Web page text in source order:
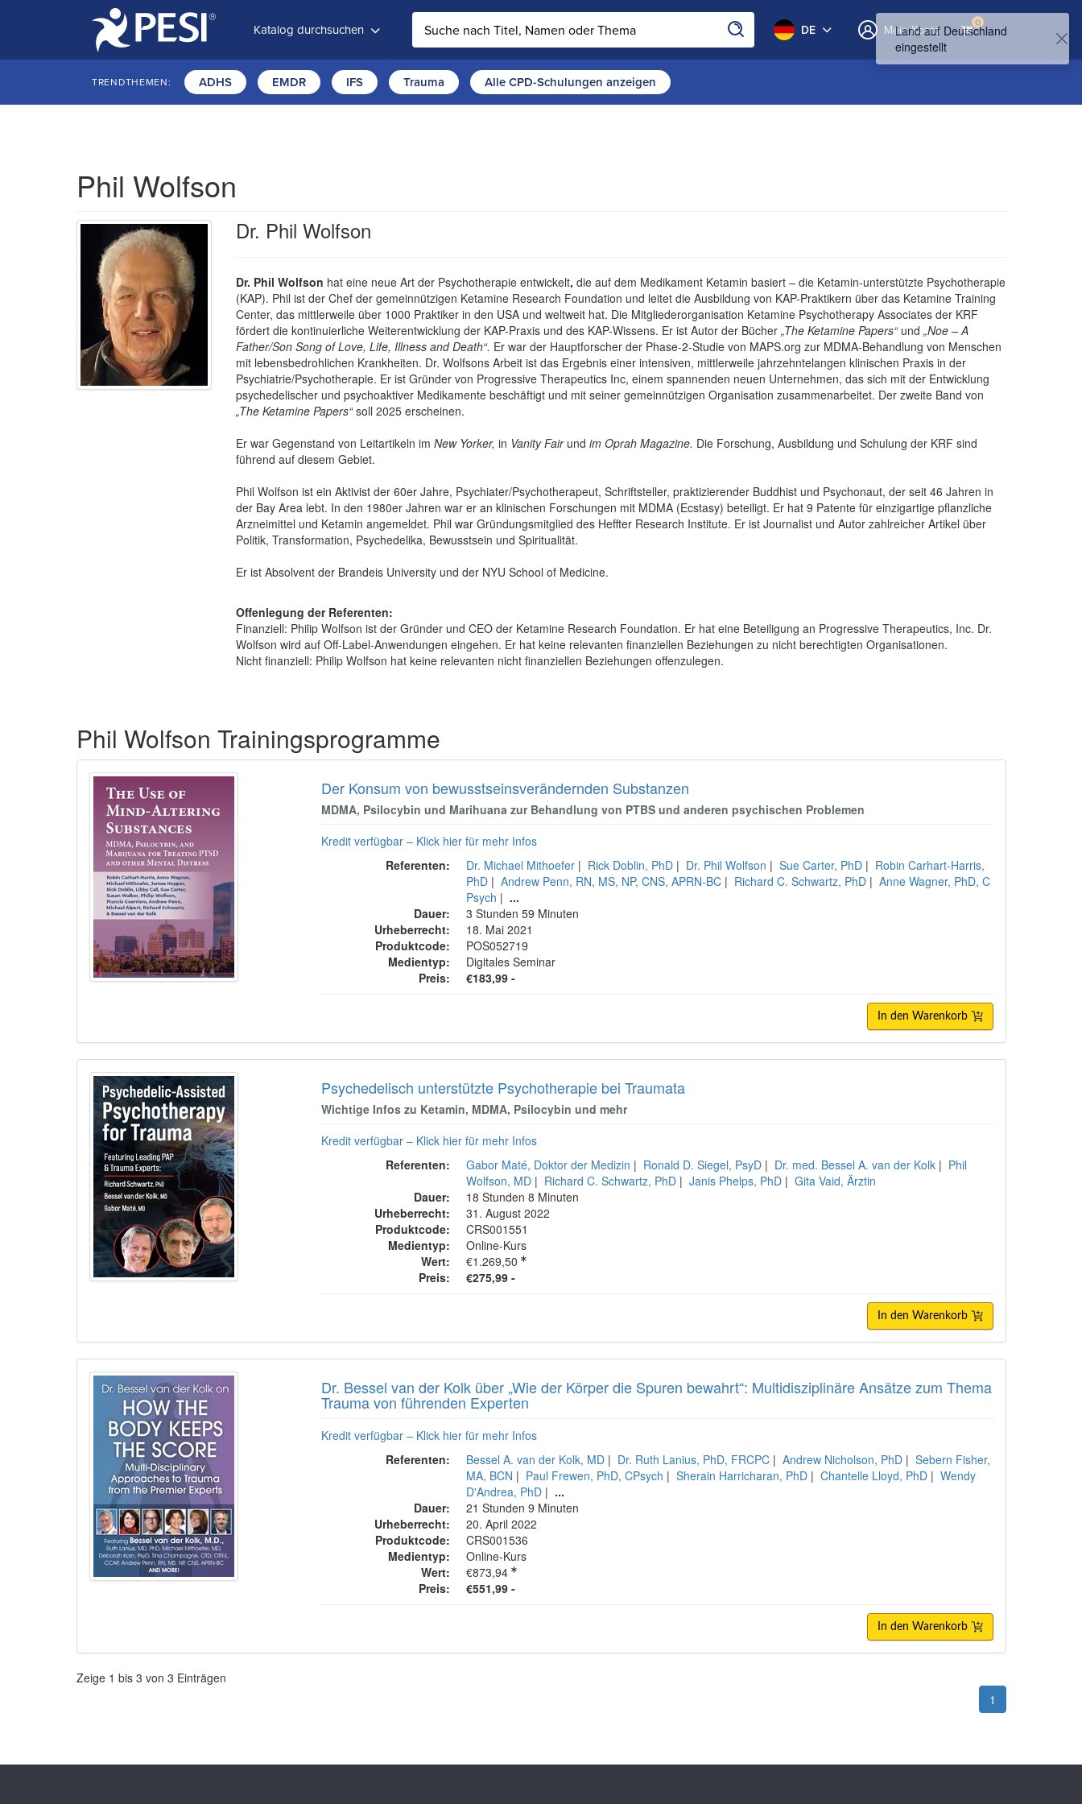
Katalog durchsuchen Auf der Website suchen DE Mein Konto 0
TRENDTHEMEN: ADHS EMDR IFS Trauma Alle CPD-Schulungen anzeigen
Phil Wolfson
Dr. Phil Wolfson
Dr. Phil Wolfson hat eine neue Art der Psychotherapie entwickelt, die auf dem Medikament Ketamin basiert – die Ketamin-unterstützte Psychotherapie
(KAP). Phil ist der Chef der gemeinnützigen Ketamine Research Foundation und leitet die Ausbildung von KAP-Praktikern über das Ketamine Training
Center, das mittlerweile über 1000 Praktiker in den USA und weltweit hat. Die Mitgliederorganisation Ketamine Psychotherapy Associates der KRF
fördert die kontinuierliche Weiterentwicklung der KAP-Praxis und des KAP-Wissens. Er ist Autor der Bücher „The Ketamine Papers“und „Noe – A
Father/Son Song of Love, Life, Illness and Death“. Er war der Hauptforscher der Phase-2-Studie von MAPS.org zur MDMA-Behandlung von Menschen
mit lebensbedrohlichen Krankheiten. Dr. Wolfsons Arbeit ist das Ergebnis einer intensiven, mittlerweile jahrzehntelangen klinischen Praxis in der
Psychiatrie/Psychotherapie. Er ist Gründer von Progressive Therapeutics Inc, einem spannenden neuen Unternehmen, das sich mit der Entwicklung
psychedelischer und psychoaktiver Medikamente beschäftigt und mit seiner gemeinnützigen Organisation zusammenarbeitet. Der zweite Band von
„The Ketamine Papers“soll 2025 erscheinen.
Er war Gegenstand von Leitartikeln im New Yorker, in Vanity Fairund im Oprah Magazine. Die Forschung, Ausbildung und Schulung der KRF sind
führend auf diesem Gebiet.
Phil Wolfson ist ein Aktivist der 60er Jahre, Psychiater/Psychotherapeut, Schriftsteller, praktizierender Buddhist und Psychonaut, der seit 46 Jahren in
der Bay Area lebt. In den 1980er Jahren war er an klinischen Forschungen mit MDMA (Ecstasy) beteiligt. Er hat 9 Patente für einzigartige pflanzliche
Arzneimittel und Ketamin angemeldet. Phil war Gründungsmitglied des Heffter Research Institute. Er ist Journalist und Autor zahlreicher Artikel über
Politik, Transformation, Psychedelika, Bewusstsein und Spiritualität.
Er ist Absolvent der Brandeis University und der NYU School of Medicine.
Offenlegung der Referenten:
Finanziell: Philip Wolfson ist der Gründer und CEO der Ketamine Research Foundation. Er hat eine Beteiligung an Progressive Therapeutics, Inc. Dr.
Wolfson wird auf Off-Label-Anwendungen eingehen. Er hat keine relevanten finanziellen Beziehungen zu nicht berechtigten Organisationen.
Nicht finanziell: Philip Wolfson hat keine relevanten nicht finanziellen Beziehungen offenzulegen.
Phil Wolfson Trainingsprogramme
Der Konsum von bewusstseinsverändernden Substanzen
MDMA, Psilocybin und Marihuana zur Behandlung von PTBS und anderen psychischen Problemen
Kredit verfügbar – Klick hier für mehr Infos
Referenten:
Dr. Michael Mithoefer | Rick Doblin, PhD | Dr. Phil Wolfson | Sue Carter, PhD | Robin Carhart-Harris,
PhD | Andrew Penn, RN, MS, NP, CNS, APRN-BC | Richard C. Schwartz, PhD | Anne Wagner, PhD, C
Psych | ...
Dauer:
3 Stunden 59 Minuten
Urheberrecht:
18. Mai 2021
Produktcode:
POS052719
Medientyp:
Digitales Seminar
Preis:
€183,99 -
In den Warenkorb
Psychedelisch unterstützte Psychotherapie bei Traumata
Wichtige Infos zu Ketamin, MDMA, Psilocybin und mehr
Kredit verfügbar – Klick hier für mehr Infos
Referenten:
Gabor Maté, Doktor der Medizin | Ronald D. Siegel, PsyD | Dr. med. Bessel A. van der Kolk | Phil
Wolfson, MD | Richard C. Schwartz, PhD | Janis Phelps, PhD | Gita Vaid, Ärztin
Dauer:
18 Stunden 8 Minuten
Urheberrecht:
31. August 2022
Produktcode:
CRS001551
Medientyp:
Online-Kurs
Wert:
€1.269,50
Preis:
€275,99 -
In den Warenkorb
Dr. Bessel van der Kolk über „Wie der Körper die Spuren bewahrt“: Multidisziplinäre Ansätze zum Thema
Trauma von führenden Experten
Kredit verfügbar – Klick hier für mehr Infos
Referenten:
Bessel A. van der Kolk, MD | Dr. Ruth Lanius, PhD, FRCPC | Andrew Nicholson, PhD | Sebern Fisher,
MA, BCN | Paul Frewen, PhD, CPsych | Sherain Harricharan, PhD | Chantelle Lloyd, PhD | Wendy
D'Andrea, PhD | ...
Dauer:
21 Stunden 9 Minuten
Urheberrecht:
20. April 2022
Produktcode:
CRS001536
Medientyp:
Online-Kurs
Wert:
€873,94
Preis:
€551,99 -
In den Warenkorb
Paginierung
Zeige 1 bis 3 von 3 Einträgen
1